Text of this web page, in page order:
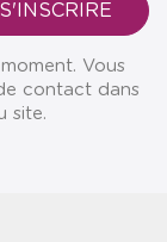
Vous
contact dans
site.